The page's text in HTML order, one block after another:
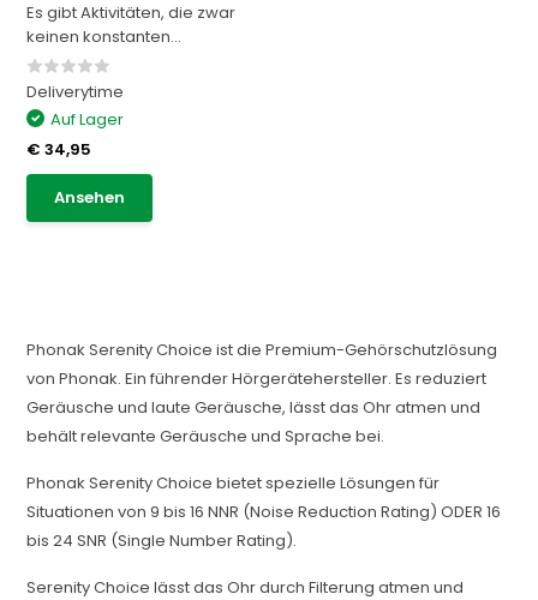
Es gibt Aktivitäten, die zwar
keinen konstanten...
Deliverytime
Auf Lager
€ 34,95
Ansehen
Phonak Serenity Choice ist die Premium-Gehörschutzlösung
von Phonak. Ein führender Hörgerätehersteller. Es reduziert
Geräusche und laute Geräusche, lässt das Ohr atmen und
behält relevante Geräusche und Sprache bei.
Phonak Serenity Choice bietet spezielle Lösungen für
Situationen von 9 bis 16 NNR (Noise Reduction Rating) ODER 16
bis 24 SNR (Single Number Rating).
Serenity Choice lässt das Ohr durch Filterung atmen und